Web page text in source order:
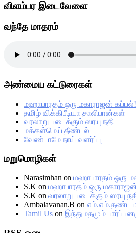
விளம்பர இடைவேளை
வந்தே மாதரம்
அண்மைய கட்டுரைகள்
மஹாபாரதம் ஒரு மகாராஜன் கப்பல்!
தமிழ் விக்கிபீடியா தாலிபான்கள்
வரலாறு படைக்கும் ஸரயு நதி
மக்கள்மெய் தீண்டல்
வேண்டாமே நாய் வளர்ப்பு
மறுமொழிகள்
Narasimhan on மஹாபாரதம் ஒரு
S.K on மஹாபாரதம் ஒரு
S.K on வரலாறு படைக்கும் ஸரயு
Ambalavanan.B on
Tamil Us on இந்துமதமும்